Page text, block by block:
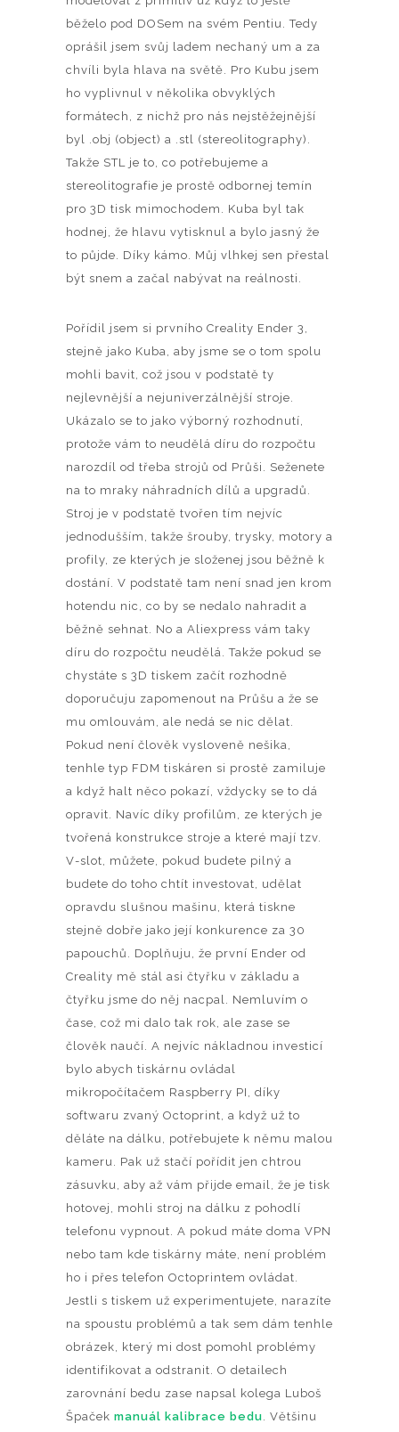
běželo pod DOSem na svém Pentiu. Tedy
oprášil jsem svůj ladem nechaný um a za
chvíli byla hlava na světě. Pro Kubu jsem
ho vyplivnul v několika obvyklých
formátech, z nichž pro nás nejstěžejnější
byl .obj (object) a .stl (stereolitography).
Takže STL je to, co potřebujeme a
stereolitografie je prostě odbornej temín
pro 3D tisk mimochodem. Kuba byl tak
hodnej, že hlavu vytisknul a bylo jasný že
to půjde. Díky kámo. Můj vlhkej sen přestal
být snem a začal nabývat na reálnosti.
Pořídil jsem si prvního Creality Ender 3,
stejně jako Kuba, aby jsme se o tom spolu
mohli bavit, což jsou v podstatě ty
nejlevnější a nejuniverzálnější stroje.
Ukázalo se to jako výborný rozhodnutí,
protože vám to neudělá díru do rozpočtu
narozdíl od třeba strojů od Průši. Seženete
na to mraky náhradních dílů a upgradů.
Stroj je v podstatě tvořen tím nejvíc
jednodušším, takže šrouby, trysky, motory a
profily, ze kterých je složenej jsou běžně k
dostání. V podstatě tam není snad jen krom
hotendu nic, co by se nedalo nahradit a
běžně sehnat. No a Aliexpress vám taky
díru do rozpočtu neudělá. Takže pokud se
chystáte s 3D tiskem začít rozhodně
doporučuju zapomenout na Průšu a že se
mu omlouvám, ale nedá se nic dělat.
Pokud není člověk vysloveně nešika,
tenhle typ FDM tiskáren si prostě zamiluje
a když halt něco pokazí, vždycky se to dá
opravit. Navíc díky profilům, ze kterých je
tvořená konstrukce stroje a které mají tzv.
V-slot, můžete, pokud budete pilný a
budete do toho chtít investovat, udělat
opravdu slušnou mašinu, která tiskne
stejně dobře jako její konkurence za 30
papouchů. Doplňuju, že první Ender od
Creality mě stál asi čtyřku v základu a
čtyřku jsme do něj nacpal. Nemluvím o
čase, což mi dalo tak rok, ale zase se
člověk naučí. A nejvíc nákladnou investicí
bylo abych tiskárnu ovládal
mikropočítačem Raspberry PI, díky
softwaru zvaný Octoprint, a když už to
děláte na dálku, potřebujete k němu malou
kameru. Pak už stačí pořídit jen chtrou
zásuvku, aby až vám přijde email, že je tisk
hotovej, mohli stroj na dálku z pohodlí
telefonu vypnout. A pokud máte doma VPN
nebo tam kde tiskárny máte, není problém
ho i přes telefon Octoprintem ovládat.
Jestli s tiskem už experimentujete, narazíte
na spoustu problémů a tak sem dám tenhle
obrázek, který mi dost pomohl problémy
identifikovat a odstranit. O detailech
zarovnání bedu zase napsal kolega Luboš
Špaček manuál kalibrace bedu. Většinu